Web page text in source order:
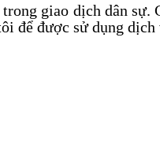
giao dịch dân
để được sử dụng